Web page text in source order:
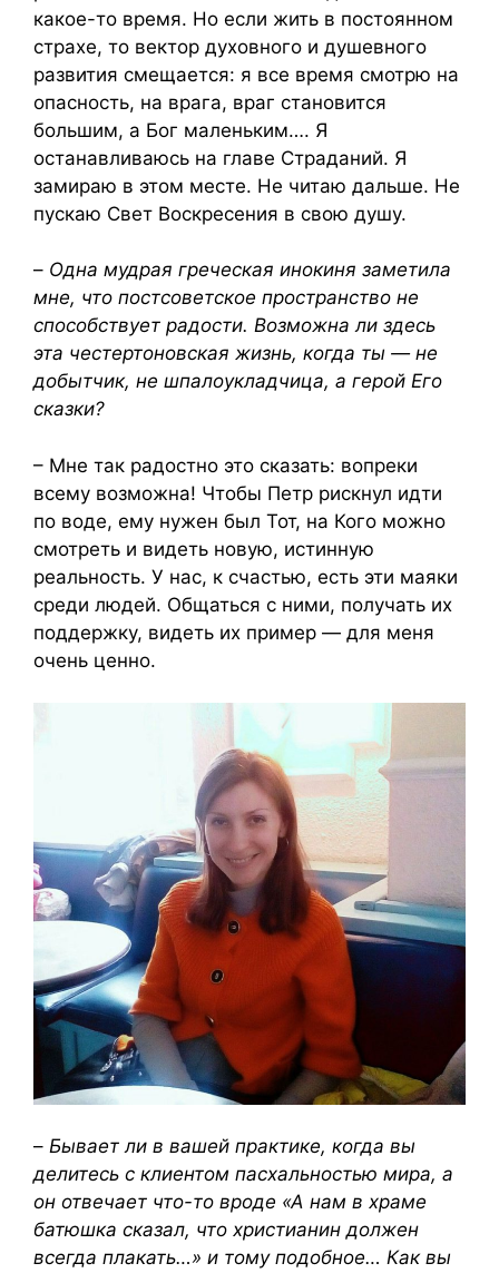
какое-то время. Но если жить в постоянном
страхе, то вектор духовного и душевного
развития смещается: я все время смотрю на
опасность, на врага, враг становится
большим, а Бог маленьким…. Я
останавливаюсь на главе Страданий. Я
замираю в этом месте. Не читаю дальше. Не
пускаю Свет Воскресения в свою душу.
– Одна мудрая греческая инокиня заметила
мне, что постсоветское пространство не
способствует радости. Возможна ли здесь
эта честертоновская жизнь, когда ты — не
добытчик, не шпалоукладчица, а герой Его
сказки?
– Мне так радостно это сказать: вопреки
всему возможна! Чтобы Петр рискнул идти
по воде, ему нужен был Тот, на Кого можно
смотреть и видеть новую, истинную
реальность. У нас, к счастью, есть эти маяки
среди людей. Общаться с ними, получать их
поддержку, видеть их пример — для меня
очень ценно.
– Бывает ли в вашей практике, когда вы
делитесь с клиентом пасхальностью мира, а
он отвечает что-то вроде «А нам в храме
батюшка сказал, что христианин должен
всегда плакать…» и тому подобное… Как вы